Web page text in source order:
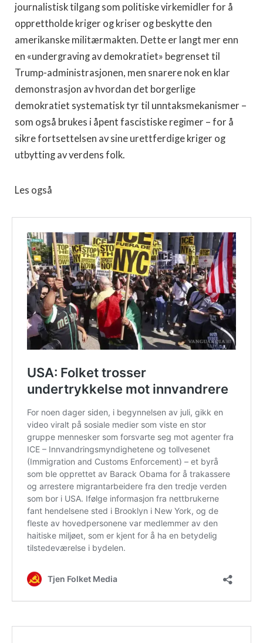
journalistisk tilgang som politiske virkemidler for å
opprettholde kriger og kriser og beskytte den
amerikanske militærmakten. Dette er langt mer enn
en «undergraving av demokratiet» begrenset til
Trump-administrasjonen, men snarere nok en klar
demonstrasjon av hvordan det borgerlige
demokratiet systematisk tyr til unntaksmekanismer –
som også brukes i åpent fascistiske regimer – for å
sikre fortsettelsen av sine urettferdige kriger og
utbytting av verdens folk.
Les også